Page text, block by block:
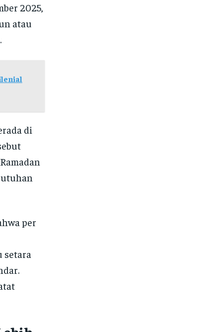
2025,
atau
di
per
setara